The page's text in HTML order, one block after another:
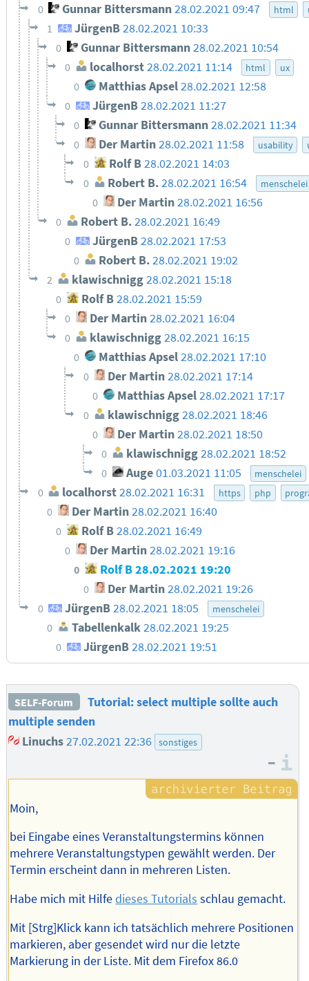
0 Gunnar Bittersmann28.02.2021 09:47 html
1 JürgenB28.02.2021 10:33
0 Gunnar Bittersmann28.02.2021 10:54
0 localhorst28.02.2021 11:14 html ux
0 Matthias Apsel28.02.2021 12:58
0 JürgenB28.02.2021 11:27
0 Gunnar Bittersmann28.02.2021 11:34
0 Der Martin28.02.2021 11:58 usability
0 Rolf B28.02.2021 14:03
0 Robert B.28.02.2021 16:54 menschelei
0 Der Martin 28.02.2021 16:56
0 Robert B.28.02.2021 16:49
0 JürgenB28.02.2021 17:53
0 Robert B.28.02.2021 19:02
2 klawischnigg 28.02.2021 15:18
0 Rolf B 28.02.2021 15:59
0 Der Martin28.02.2021 16:04
0 klawischnigg28.02.2021 16:15
0 Matthias Apsel28.02.2021 17:10
0 Der Martin28.02.2021 17:14
0 Matthias Apsel 28.02.2021 17:17
0 klawischnigg28.02.2021 18:46
0 Der Martin 28.02.2021 18:50
0 klawischnigg28.02.2021 18:52
0 Auge01.03.2021 11:05 menschelei
0 localhorst28.02.2021 16:31 https php
0 Der Martin 28.02.2021 16:40
0 Rolf B 28.02.2021 16:49
0 Der Martin28.02.2021 19:16
0 Rolf B28.02.2021 19:20
0 Der Martin28.02.2021 19:26
0 JürgenB 28.02.2021 18:05 menschelei
0 Tabellenkalk 28.02.2021 19:25
0 JürgenB28.02.2021 19:51
SELF-Forum
Tutorial: select multiple sollte auch
multiple senden
Linuchs 27.02.2021 22:36 sonstiges
–
Moin,
bei Eingabe eines Veranstaltungstermins können
mehrere Veranstaltungstypen gewählt werden. Der
Termin erscheint dann in mehreren Listen.
Habe mich mit Hilfedieses Tutorials schlau gemacht.
Mit [Strg]Klick kann ich tatsächlich mehrere Positionen
markieren, aber gesendet wird nur die letzte
Markierung in der Liste. Mit dem Firefox 86.0